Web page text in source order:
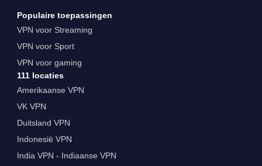
Populaire toepassingen
VPN voor Streaming
VPN voor Sport
VPN voor gaming
111 locaties
Amerikaanse VPN
VK VPN
Duitsland VPN
Indonesië VPN
India VPN - Indiaanse VPN